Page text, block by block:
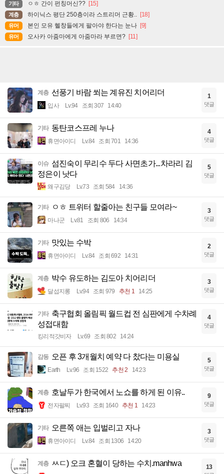
기타 ㅇㅎ 간이 펀칭머신?? [15]
계층 하이닉스 평단 250층이라 스트리머 근황.. [18]
유머 본인 모유 헬창들에게 팔아야 한다는 눈나 [9]
유머 오사카 아줌마에게 아줌마라 부르면? [11]
계층 선풍기 바람 쐬는 계유진 치어리더
입사 Lv.94 조회 307 14:40
1
댓글
기타 동탄코스프레 누나
휴면아이디 Lv.84 조회 701 14:36
4
댓글
이슈 섬진숙이 무리수 두다 사면초가...차라리 김
정은이 낫다
왜구김당 Lv.73 조회 584 14:36
5
댓글
기타 ㅇㅎ 트위터 할줄아는 친구들 모여라~
마나군 Lv.81 조회 806 14:34
3
댓글
기타 맛있는 수박
휴면아이디 Lv.84 조회 692 14:31
2
댓글
계층 박수 유도하는 김도아 치어리더
달섭지롱 Lv.94 조회 979 추천 1 14:25
3
댓글
기타 축구협회 올림픽 월드컵 전 심판에게 수차례
성접대함
킹리적갓비자 Lv.69 조회 802 14:24
4
댓글
감동 오픈 후 3개월치 예약 다 찼다는 미용실
Earth Lv.96 조회 1522 추천 2 14:23
5
댓글
계층 호날두가 한국에서 노쇼를 하게 된 이유..
전자팔찌 Lv.93 조회 1640 추천 1 14:23
9
댓글
기타 오른쪽 애는 입벌리고 자나
휴면아이디 Lv.84 조회 1306 14:20
3
댓글
계층 ㅆㄷ) 오크 혼혈이 당하는 수치.manhwa 13